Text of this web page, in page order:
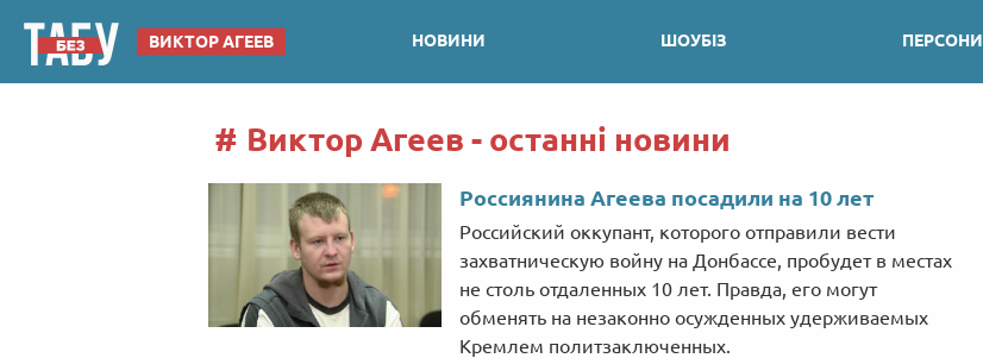
ВИКТОР АГЕЕВ НОВИНИ ШОУБІЗ ПЕРСОНИ
Виктор Агеев - останні новини
Россиянина Агеева посадили на 10 лет
Российский оккупант, которого отправили вести
захватническую войну на Донбассе, пробудет в местах
не столь отдаленных 10 лет. Правда, его могут
обменять на незаконно осужденных удерживаемых
Кремлем политзаключенных.